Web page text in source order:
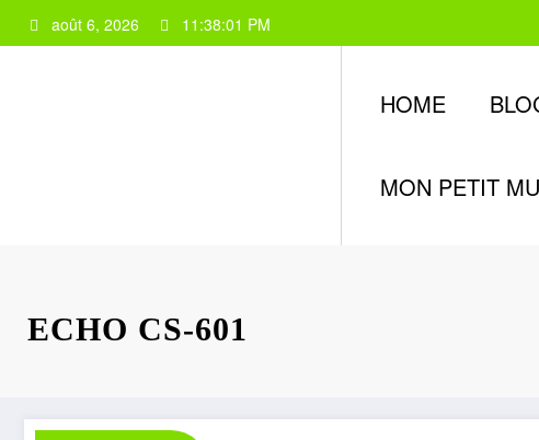
au
août 6, 2026 11:38:02 PM
HOME
MON PETIT
ECHO CS-601